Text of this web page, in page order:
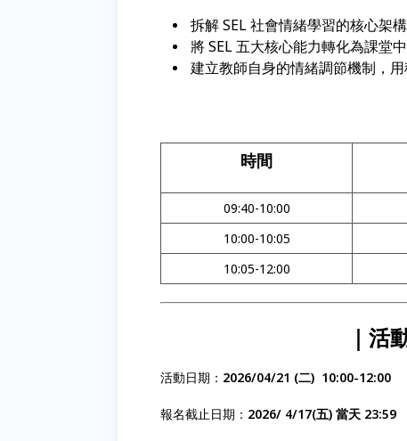
拆解 SEL 社會情緒學習的核心架
將 SEL 五大核心能力轉化為課堂
建立教師自身的情緒調節機制，
時間
09:40-10:00
10:00-10:05
10:05-12:00
｜活
活動日期： 2026/04/21 (二) 10:00-12:00
報名截止日期： 2026/ 4/17(五) 當天 23:59